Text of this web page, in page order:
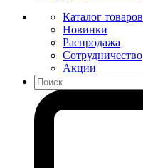
Каталог товаров
Новинки
Распродажа
Сотрудничество
Акции